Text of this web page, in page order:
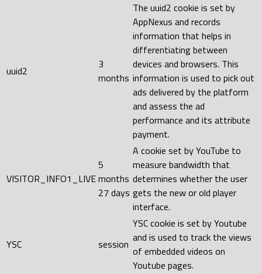
uuid2
3
months
The uuid2 cookie is set by
AppNexus and records
information that helps in
differentiating between
devices and browsers. This
information is used to pick out
ads delivered by the platform
and assess the ad
performance and its attribute
payment.
VISITOR_INFO1_LIVE
5
months
27 days
A cookie set by YouTube to
measure bandwidth that
determines whether the user
gets the new or old player
interface.
YSC session
YSC cookie is set by Youtube
and is used to track the views
of embedded videos on
Youtube pages.